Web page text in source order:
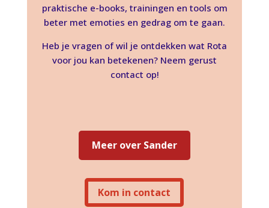
praktische e-books, trainingen en tools om
beter met emoties en gedrag om te gaan.
Heb je vragen of wil je ontdekken wat Rota
voor jou kan betekenen? Neem gerust
contact op!
Meer over Sander
Kom in contact